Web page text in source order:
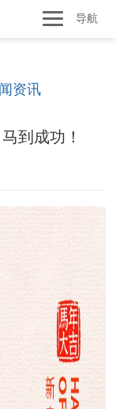
导航
资讯
到成功！